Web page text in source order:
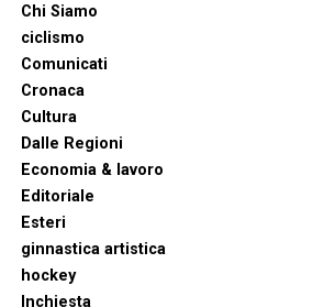
Chi Siamo
ciclismo
Comunicati
Cronaca
Cultura
Dalle Regioni
Economia & lavoro
Editoriale
Esteri
ginnastica artistica
hockey
Inchiesta